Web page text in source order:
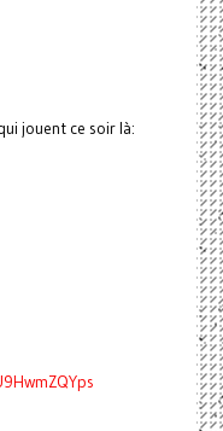
jouent ce soir là: